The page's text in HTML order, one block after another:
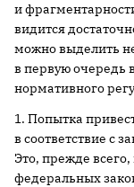
и
видится
можно выделить
в первую очередь
нормативного
1. Попытка
в соответствие с
Это, прежде
федеральных